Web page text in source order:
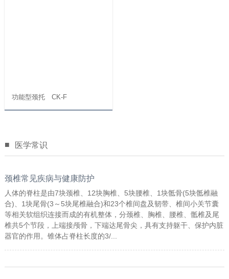
功能型颈托 CK-F
■ 医学常识
颈椎常见疾病与健康防护
人体的脊柱是由7块颈椎、12块胸椎、5块腰椎、1块骶骨(5块骶椎融
合)、1块尾骨(3～5块尾椎融合)和23个椎间盘及韧带、椎间小关节囊
等相关软组织连接而成的有机整体，分颈椎、胸椎、腰椎、骶椎及尾
椎共5个节段，上端接颅骨，下端达尾骨尖，具有支持躯干、保护内脏
器官的作用。锥体占脊柱长度的3/...